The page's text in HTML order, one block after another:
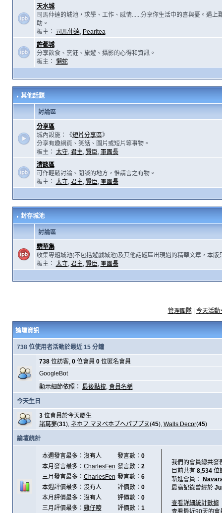
天水城
司馬仲達的城池，求學、工作、感情......分享你生活中的喜與憂。遇上
助。
板主：
司馬仲達, Pearltea
許都城
分享飲食、烹飪、旅遊、攝影的心得和資訊。
板主： 懶蛇
其他話題
討論區
分享區
城內設施：《短片分享區》
分享有趣網頁、笑話、圖片或短片等事物。
板主： 太守, 君主, 賢臣, 軍團長
清談區
可作輕鬆討論、閒談的地方，惟請言之有物。
板主： 太守, 君主, 賢臣, 軍團長
封存城池
討論區
精華集
收集專題城池(不包括遊戲城池)及其他話題區出現過的精華文章，本版
板主： 太守, 君主, 賢臣, 軍團長
管理團隊| 今天活動
論壇資訊
738 位使用者活動於最近 15 分鐘
738位訪客, 0位會員 0位匿名會員
GoogleBot
顯示細節依照： 最後點按, 會員名稱
今天生日
3位會員於今天慶生
諸葛夢(31), ネホフ マヌベホプヘパブプヌ(45), Walls Decor(45)
論壇統計
本週發言最多：沒有人 發言數： 0
本月發言最多： CharlesFen 發言數： 2
三月發言最多： CharlesFen 發言數： 6
本週評價最多：沒有人
評價數： 0
本月評價最多：沒有人
評價數： 0
三月評價最多： 雞仔嘜 評價數： 1
我們的會員總共發
目前共有 8,534位
新進會員：
最高記錄曾經於
查看詳細統計數據
查看最近90天的會